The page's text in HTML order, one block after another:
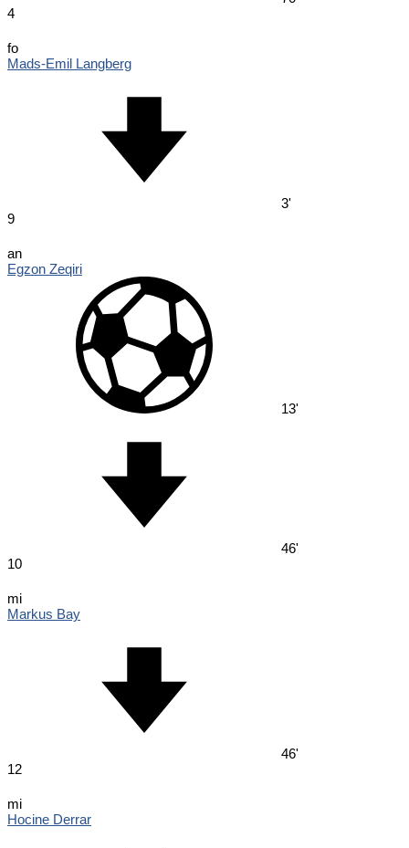
4
fo
Mads-Emil Langberg
3'
9
an
Egzon Zeqiri
13'
46'
10
mi
Markus Bay
46'
12
mi
Hocine Derrar